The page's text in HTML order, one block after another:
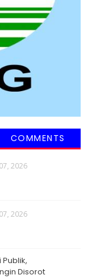
COMMENTS
2026
2026
Disorot